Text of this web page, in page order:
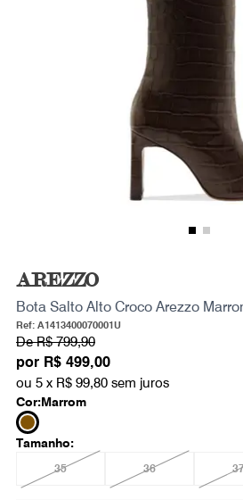
AREZZO
Bota Salto Alto Croco Arezzo
Ref: A1413400070001U
DeR$ 799,90
por R$ 499,00
ou 5 x R$ 99,80 sem juros
Cor:Marrom
Tamanho:
35 36